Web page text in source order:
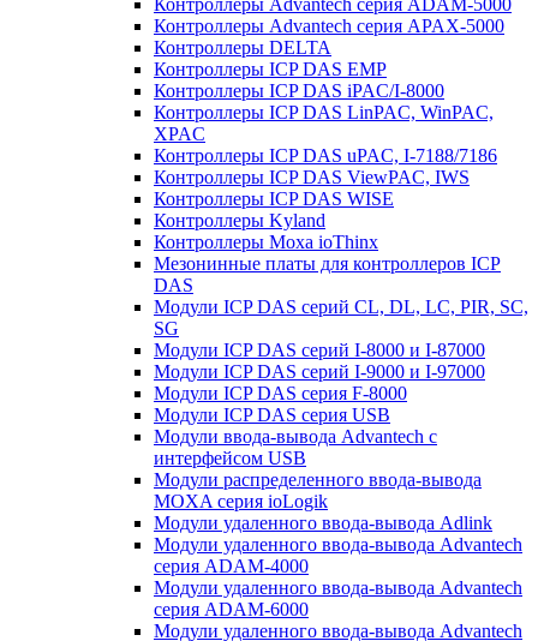
Контроллеры Advantech серия ADAM-5000
Контроллеры Advantech серия APAX-5000
Контроллеры DELTA
Контроллеры ICP DAS EMP
Контроллеры ICP DAS iPAC/I-8000
Контроллеры ICP DAS LinPAC, WinPAC,
XPAC
Контроллеры ICP DAS uPAC, I-7188/7186
Контроллеры ICP DAS ViewPAC, IWS
Контроллеры ICP DAS WISE
Контроллеры Kyland
Контроллеры Moxa ioThinx
Мезонинные платы для контроллеров ICP
DAS
Модули ICP DAS серий CL, DL, LC, PIR, SC,
SG
Модули ICP DAS серий I-8000 и I-87000
Модули ICP DAS серий I-9000 и I-97000
Модули ICP DAS серия F-8000
Модули ICP DAS серия USB
Модули ввода-вывода Advantech с
интерфейсом USB
Модули распределенного ввода-вывода
MOXA серия ioLogik
Модули удаленного ввода-вывода Adlink
Модули удаленного ввода-вывода Advantech
серия ADAM-4000
Модули удаленного ввода-вывода Advantech
серия ADAM-6000
Модули удаленного ввода-вывода Advantech